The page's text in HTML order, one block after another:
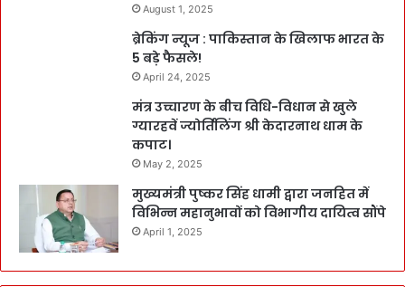
August 1, 2025
ब्रेकिंग न्यूज : पाकिस्तान के खिलाफ भारत के
5 बड़े फैसले!
April 24, 2025
मंत्र उच्चारण के बीच विधि-विधान से खुले
ग्यारहवें ज्योर्तिलिंग श्री केदारनाथ धाम के
कपाट।
May 2, 2025
मुख्यमंत्री पुष्कर सिंह धामी द्वारा जनहित में
विभिन्न महानुभावों को विभागीय दायित्व सौंपे
April 1, 2025